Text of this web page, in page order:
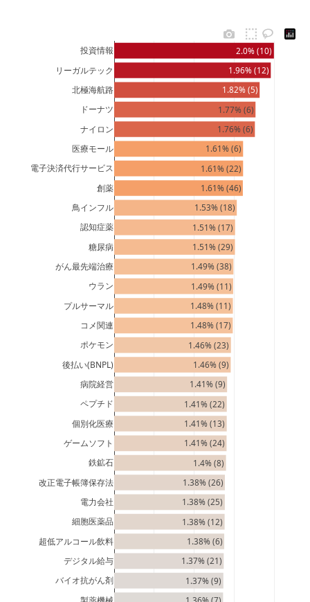
1.37% (9)
1.37% (21)
1.38% (6)
1.38% (12)
1.38% (25)
1.38% (26)
1.4% (8)
1.41% (24)
1.41% (13)
1.41% (22)
1.41% (9)
1.46% (9)
1.46% (23)
1.48% (17)
1.48% (11)
1.49% (11)
1.49% (38)
1.51% (29)
1.51% (17)
1.53% (18)
1.61% (46)
1.61% (22)
1.61% (6)
1.76% (6)
1.77% (6)
1.82% (5)
1.96% (12)
2.0% (10)
バイオ抗がん剤
デジタル給与
超低アルコール飲料
細胞医薬品
電力会社
改正電子帳簿保存法
鉄鉱石
ゲームソフト
個別化医療
ペプチド
病院経営
後払い(BNPL)
ポケモン
コメ関連
プルサーマル
ウラン
がん最先端治療
糖尿病
認知症薬
鳥インフル
創薬
電子決済代行サービス
医療モール
ナイロン
ドーナツ
北極海航路
リーガルテック
投資情報